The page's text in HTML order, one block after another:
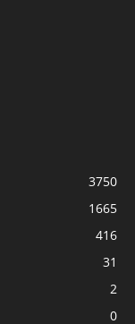
3750
1665
416
31
2
0